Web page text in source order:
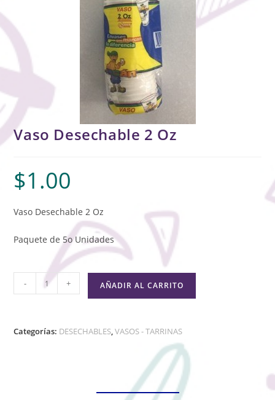
Vaso Desechable 2 Oz
$1.00
Vaso Desechable 2 Oz
Paquete de 5o Unidades
- + AÑADIR AL CARRITO
Categorías: DESECHABLES,VASOS - TARRINAS